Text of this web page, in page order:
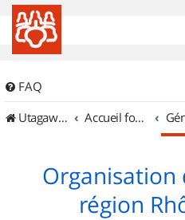
FAQ
UtagawaVTT (Randos VTT et VTTAE avec traces GPS)
Accueil forum
Organisation
région